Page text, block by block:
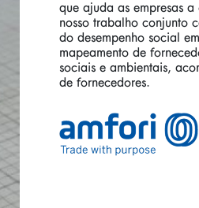
que ajuda as empresas
nosso trabalho conjunto
do desempenho social
mapeamento de
sociais e ambientais,
de fornecedores.